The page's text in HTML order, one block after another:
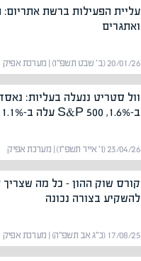
עליית הפעילות ברשת אתריום:
ואתגרים
20/01/26 (ב׳ שבט תשפ״ו) | מערכת אפיק
וול סטריט ננעלה בעליות:
ב-1.6%, S&P 500 עלה ב-1.1%
23/04/26 (ו׳ אייר תשפ״ו) | מערכת אפיק
קורס שוק ההון – כל מה
להשקיע בצורה נכונה
17/08/25 (כ״ג אב תשפ״ה) | מערכת אפיק